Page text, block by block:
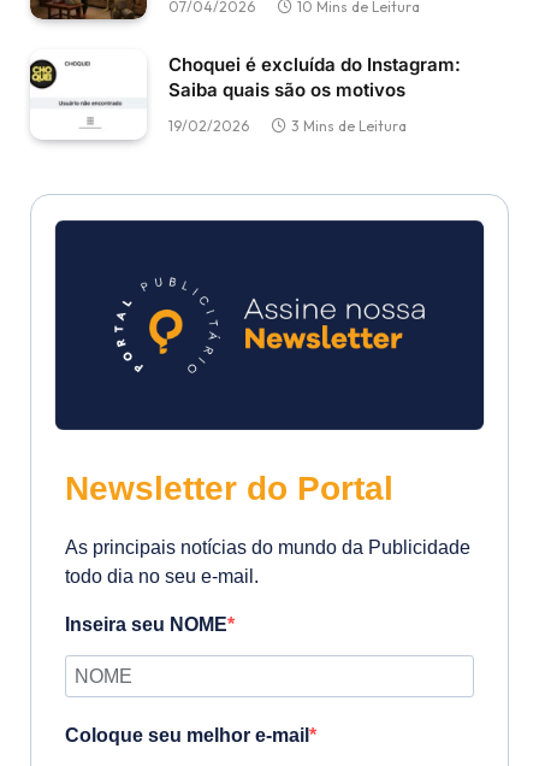
07/04/2026 10 Mins de Leitura
Choquei é excluída do Instagram:
Saiba quais são os motivos
19/02/2026 3 Mins de Leitura
Newsletter do Portal
As principais notícias do mundo da Publicidade
todo dia no seu e-mail.
Inseira seu NOME
Coloque seu melhor e-mail